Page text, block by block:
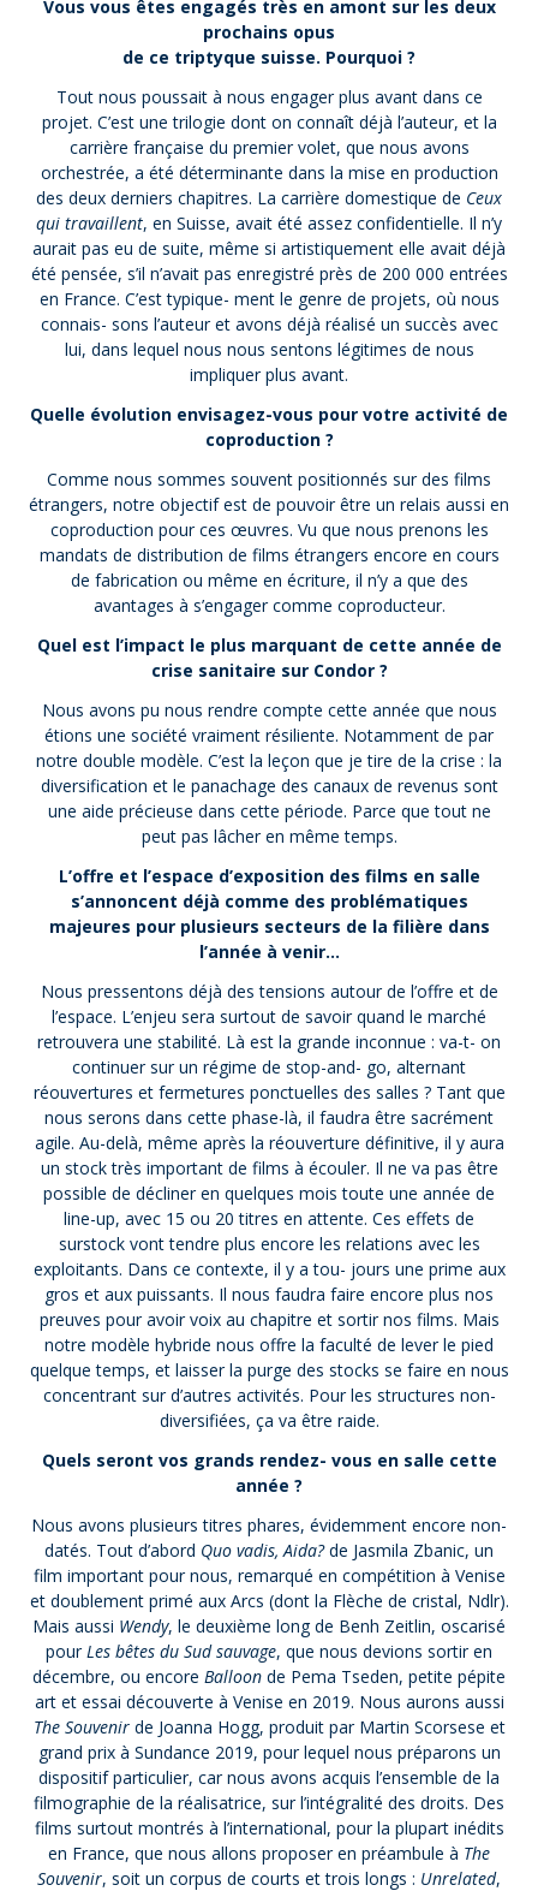
Vous vous êtes engagés très en amont sur les deux
prochains opus
de ce triptyque suisse. Pourquoi ?
Tout nous poussait à nous engager plus avant dans ce
projet. C’est une trilogie dont on connaît déjà l’auteur, et la
carrière française du premier volet, que nous avons
orchestrée, a été déterminante dans la mise en production
des deux derniers chapitres. La carrière domestique de Ceux
qui travaillent, en Suisse, avait été assez confidentielle. Il n’y
aurait pas eu de suite, même si artistiquement elle avait déjà
été pensée, s’il n’avait pas enregistré près de 200 000 entrées
en France. C’est typique- ment le genre de projets, où nous
connais- sons l’auteur et avons déjà réalisé un succès avec
lui, dans lequel nous nous sentons légitimes de nous
impliquer plus avant.
Quelle évolution envisagez-vous pour votre activité de
coproduction ?
Comme nous sommes souvent positionnés sur des films
étrangers, notre objectif est de pouvoir être un relais aussi en
coproduction pour ces œuvres. Vu que nous prenons les
mandats de distribution de films étrangers encore en cours
de fabrication ou même en écriture, il n’y a que des
avantages à s’engager comme coproducteur.
Quel est l’impact le plus marquant de cette année de
crise sanitaire sur Condor ?
Nous avons pu nous rendre compte cette année que nous
étions une société vraiment résiliente. Notamment de par
notre double modèle. C’est la leçon que je tire de la crise : la
diversification et le panachage des canaux de revenus sont
une aide précieuse dans cette période. Parce que tout ne
peut pas lâcher en même temps.
L’offre et l’espace d’exposition des films en salle
s’annoncent déjà comme des problématiques
majeures pour plusieurs secteurs de la filière dans
l’année à venir…
Nous pressentons déjà des tensions autour de l’offre et de
l’espace. L’enjeu sera surtout de savoir quand le marché
retrouvera une stabilité. Là est la grande inconnue : va-t- on
continuer sur un régime de stop-and- go, alternant
réouvertures et fermetures ponctuelles des salles ? Tant que
nous serons dans cette phase-là, il faudra être sacrément
agile. Au-delà, même après la réouverture définitive, il y aura
un stock très important de films à écouler. Il ne va pas être
possible de décliner en quelques mois toute une année de
line-up, avec 15 ou 20 titres en attente. Ces effets de
surstock vont tendre plus encore les relations avec les
exploitants. Dans ce contexte, il y a tou- jours une prime aux
gros et aux puissants. Il nous faudra faire encore plus nos
preuves pour avoir voix au chapitre et sortir nos films. Mais
notre modèle hybride nous offre la faculté de lever le pied
quelque temps, et laisser la purge des stocks se faire en nous
concentrant sur d’autres activités. Pour les structures non-
diversifiées, ça va être raide.
Quels seront vos grands rendez- vous en salle cette
année ?
Nous avons plusieurs titres phares, évidemment encore non-
datés. Tout d’abord Quo vadis, Aida?de Jasmila Zbanic, un
film important pour nous, remarqué en compétition à Venise
et doublement primé aux Arcs (dont la Flèche de cristal, Ndlr).
Mais aussi Wendy, le deuxième long de Benh Zeitlin, oscarisé
pourLes bêtes du Sud sauvage, que nous devions sortir en
décembre, ou encore Balloon de Pema Tseden, petite pépite
art et essai découverte à Venise en 2019. Nous aurons aussi
The Souvenirde Joanna Hogg, produit par Martin Scorsese et
grand prix à Sundance 2019, pour lequel nous préparons un
dispositif particulier, car nous avons acquis l’ensemble de la
filmographie de la réalisatrice, sur l’intégralité des droits. Des
films surtout montrés à l’international, pour la plupart inédits
en France, que nous allons proposer en préambule à The
Souvenir, soit un corpus de courts et trois longs : Unrelated,